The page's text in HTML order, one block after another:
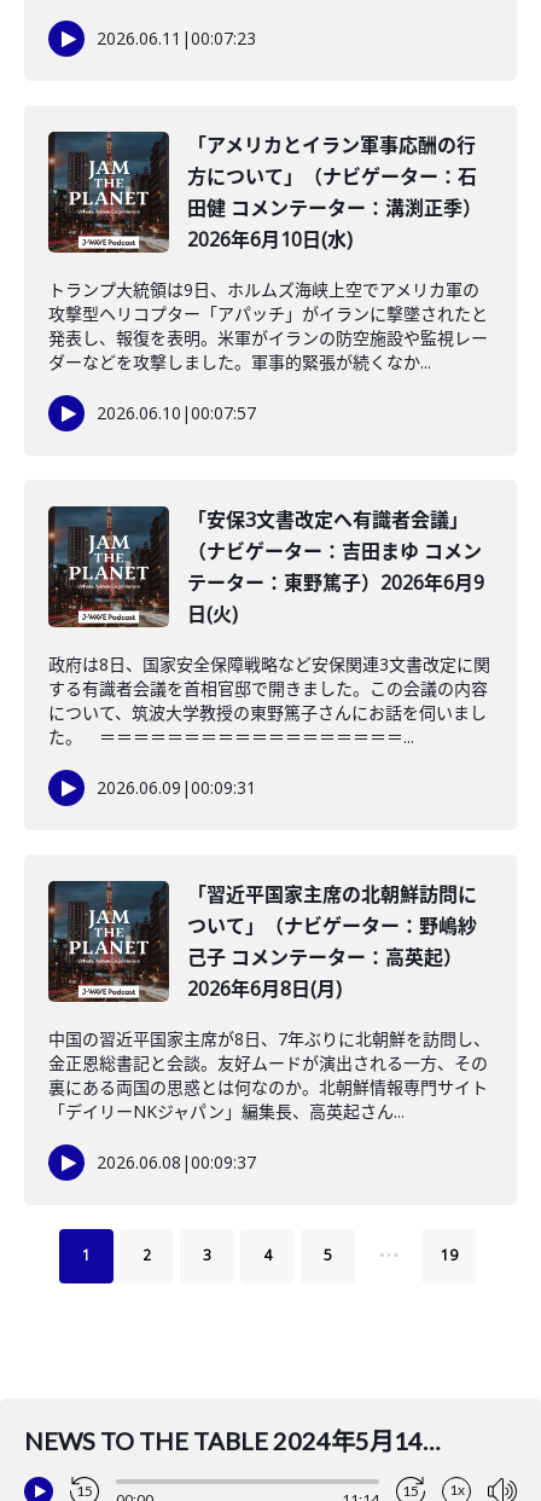
2026.06.11 |00:07:23
「アメリカとイラン軍事応酬の行
方について」（ナビゲーター：石
田健 コメンテーター：溝渕正季）
2026年6月10日(水)
トランプ大統領は9日、ホルムズ海峡上空でアメリカ軍の
攻撃型ヘリコプター「アパッチ」がイランに撃墜されたと
発表し、報復を表明。米軍がイランの防空施設や監視レー
ダーなどを攻撃しました。軍事的緊張が続くなか...
2026.06.10 |00:07:57
「安保3文書改定へ有識者会議」
（ナビゲーター：吉田まゆ コメン
テーター：東野篤子）2026年6月9
日(火)
政府は8日、国家安全保障戦略など安保関連3文書改定に関
する有識者会議を首相官邸で開きました。この会議の内容
について、筑波大学教授の東野篤子さんにお話を伺いまし
た。 ＝＝＝＝＝＝＝＝＝＝＝＝＝＝＝＝＝＝...
2026.06.09 |00:09:31
「習近平国家主席の北朝鮮訪問に
ついて」（ナビゲーター：野嶋紗
己子 コメンテーター：高英起）
2026年6月8日(月)
中国の習近平国家主席が8日、7年ぶりに北朝鮮を訪問し、
金正恩総書記と会談。友好ムードが演出される一方、その
裏にある両国の思惑とは何なのか。北朝鮮情報専門サイト
「デイリーNKジャパン」編集長、高英起さん...
2026.06.08 |00:09:37
1 2 3 4 5 … 19
NEWS TO THE TABLE 2024年5月14日(火)(ナビゲーター：吉田まゆ コメンテーター：鶴岡路人)
15 15 1x